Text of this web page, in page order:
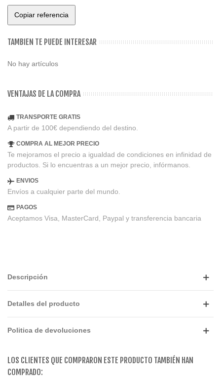
Copiar referencia
TAMBIEN TE PUEDE INTERESAR
No hay artículos
VENTAJAS DE LA COMPRA
TRANSPORTE GRATIS
A partir de 100€ dependiendo del destino.
COMPRA AL MEJOR PRECIO
Te mejoramos el precio a igualdad de condiciones en infinidad de
productos. Si lo encuentras a un mejor precio, infórmanos.
ENVIOS
Envíos a cualquier parte del mundo.
PAGOS
Aceptamos Visa, MasterCard, Paypal y transferencia bancaria
Descripción
Detalles del producto
Politica de devoluciones
LOS CLIENTES QUE COMPRARON ESTE PRODUCTO TAMBIÉN HAN
COMPRADO: